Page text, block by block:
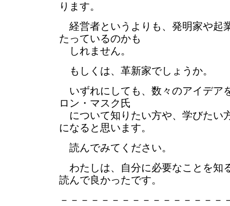
ります。
経営者というよりも、発明家や起
たっているのかも
しれません。
もしくは、革新家でしょうか。
いずれにしても、数々のアイデア
ロン・マスク氏
について知りたい方や、学びたい
になると思います。
読んでみてください。
わたしは、自分に必要なことを知
読んで良かったです。
－－－－－－－－－－－－－－－－